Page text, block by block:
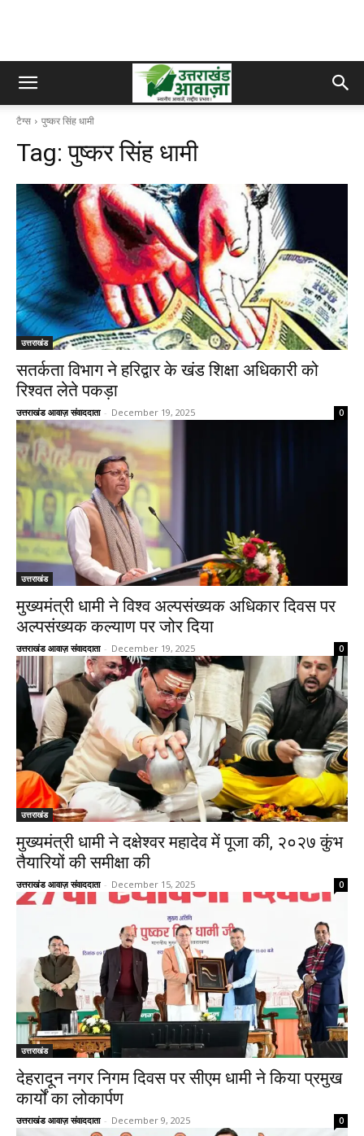
टैग्स पुष्कर सिंह धामी
Tag:पुष्कर सिंह धामी
उत्तराखंड
सतर्कता विभाग ने हरिद्वार के खंड शिक्षा अधिकारी को
रिश्वत लेते पकड़ा
उत्तराखंड आवाज़ संवाददाता - December 19, 2025 0
उत्तराखंड
मुख्यमंत्री धामी ने विश्व अल्पसंख्यक अधिकार दिवस पर
अल्पसंख्यक कल्याण पर जोर दिया
उत्तराखंड आवाज़ संवाददाता - December 19, 2025 0
उत्तराखंड
मुख्यमंत्री धामी ने दक्षेश्वर महादेव में पूजा की, २०२७ कुंभ
तैयारियों की समीक्षा की
उत्तराखंड आवाज़ संवाददाता - December 15, 2025 0
उत्तराखंड
देहरादून नगर निगम दिवस पर सीएम धामी ने किया प्रमुख
कार्यों का लोकार्पण
उत्तराखंड आवाज़ संवाददाता - December 9, 2025 0